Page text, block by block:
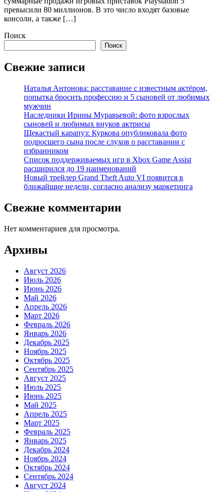
превысили 80 миллионов. В это число входят базовые
консоли, а также […]
Поиск
Поиск
Свежие записи
Наталья Антонова: расставание с известным актёром,
попытка бросить профессию и 5 сыновей от любимых
мужчин
Наследники Ирины Муравьевой: фото взрослых
сыновей и любимых внуков актрисы
Щекастый карапуз: Куркова опубликовала фото
подросшего сына после слухов о расставании с
избранником
Список поддерживаемых игр в Xbox Game Assist
расширился до 19 наименований
Новый трейлер Grand Theft Auto VI появится в
ближайшие недели, согласно анализу маркетинга
Свежие комментарии
Нет комментариев для просмотра.
Архивы
Август 2026
Июль 2026
Июнь 2026
Май 2026
Апрель 2026
Март 2026
Февраль 2026
Январь 2026
Декабрь 2025
Ноябрь 2025
Октябрь 2025
Сентябрь 2025
Август 2025
Июль 2025
Июнь 2025
Май 2025
Апрель 2025
Март 2025
Февраль 2025
Январь 2025
Декабрь 2024
Ноябрь 2024
Октябрь 2024
Сентябрь 2024
Август 2024